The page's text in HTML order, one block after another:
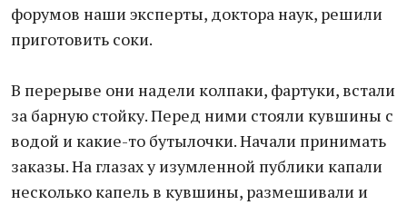
форумов наши эксперты, доктора наук, решили
приготовить соки.
В перерыве они надели колпаки, фартуки, встали
за барную стойку. Перед ними стояли кувшины с
водой и какие-то бутылочки. Начали принимать
заказы. На глазах у изумленной публики капали
несколько капель в кувшины, размешивали и